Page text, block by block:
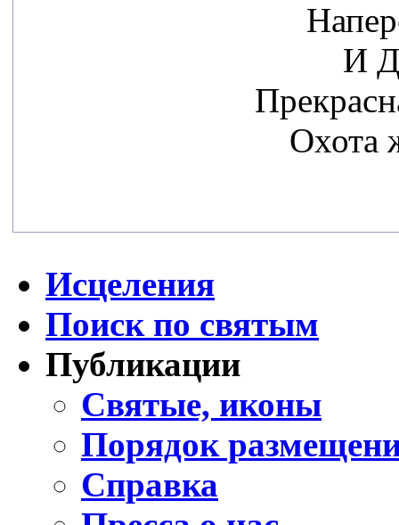
И
Охота
Исцеления
Поиск по святым
Публикации
Святые, иконы
Порядок
Справка